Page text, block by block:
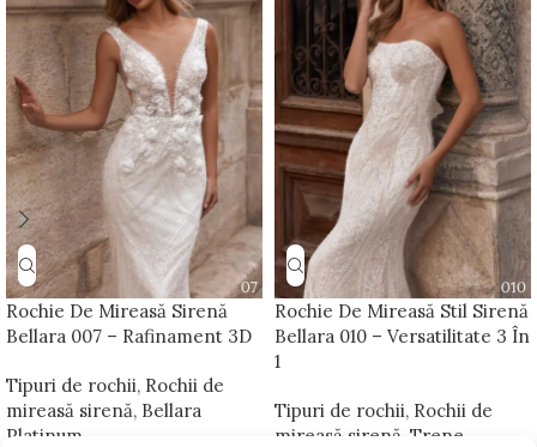
Rochie De Mireasă Sirenă
Bellara 007 – Rafinament 3D
Tipuri de rochii, Rochii de
mireasă sirenă, Bellara
Platinum
Rochie De Mireasă Stil Sirenă
Bellara 010 – Versatilitate 3 În
1
Tipuri de rochii, Rochii de
mireasă sirenă Trene